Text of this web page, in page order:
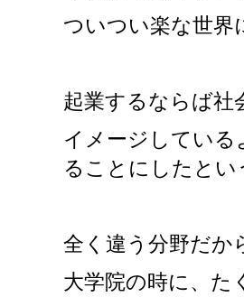
ついつい楽な世界
起業するならば社
イメージしている
ることにしたと
全く違う分野だか
大学院の時に、た